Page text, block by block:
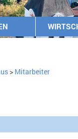
> Mitarbeiter